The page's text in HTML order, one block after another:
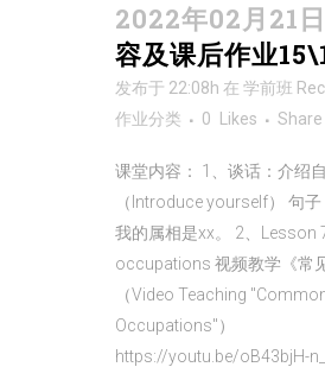
2022年02月21日
容及课后作业
发布于 22:08h 在 学前班
作业分类 0 Likes Share
课堂内容： 1、谈话：介绍
（Introduce yourself） 句子
我的属相是xx。 2、Lesson
occupations 视频教学《常
（Video Teaching
Occupations"）
https://youtu.be/oB43bjH-